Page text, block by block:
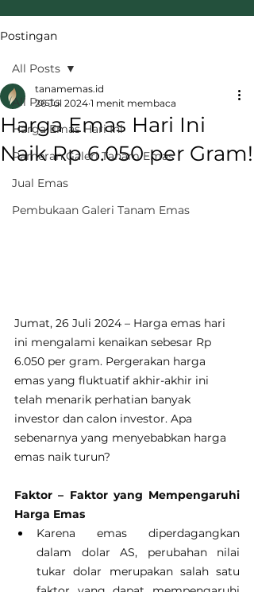
Postingan
All Posts
Harga Emas Hari Ini
Pameran Galeri Tanam Emas
Jual Emas
Pembukaan Galeri Tanam Emas
All Posts
Harga Emas Hari Ini
Naik Rp 6.050 per Gram!
tanamemas.id
26 Jul 2024 1 menit membaca
Jumat, 26 Juli 2024 – Harga emas hari
ini mengalami kenaikan sebesar Rp
6.050 per gram. Pergerakan harga
emas yang fluktuatif akhir-akhir ini
telah menarik perhatian banyak
investor dan calon investor. Apa
sebenarnya yang menyebabkan harga
emas naik turun?
Faktor – Faktor yang Mempengaruhi
Harga Emas
Karena emas diperdagangkan
dalam dolar AS, perubahan nilai
tukar dolar merupakan salah satu